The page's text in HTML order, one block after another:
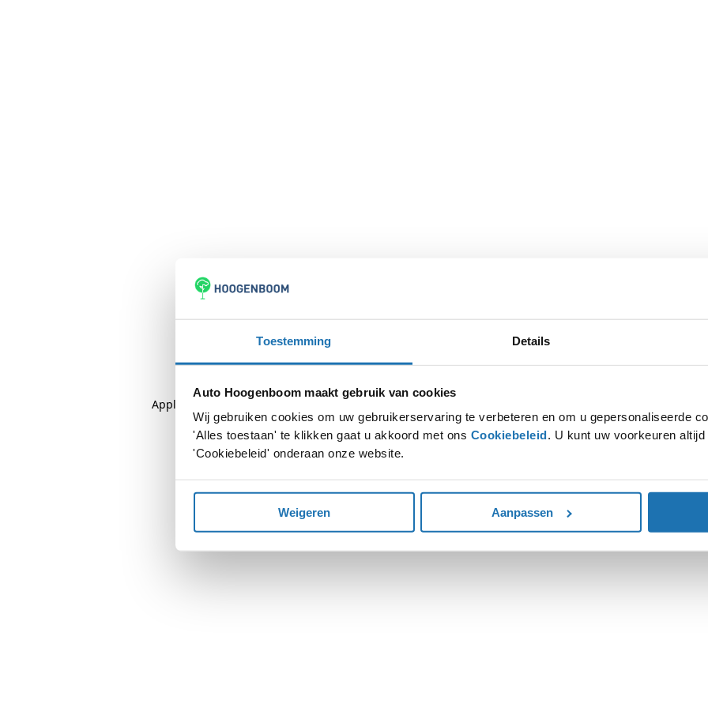
Toestemming Details
Auto Hoogenboom maakt gebruik van cookies
Wij gebruiken cookies om uw gebruikerservaring te verbeteren en om u gepersonaliseerde
'Alles toestaan' te klikken gaat u akkoord met ons Cookiebeleid. U kunt uw voorkeuren
'Cookiebeleid' onderaan onze website.
Weigeren Aanpassen
Application error: a -side exception has occurred while loading